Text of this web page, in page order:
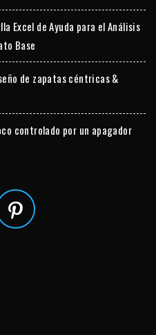
Excel de Ayuda para el Análisis
Base
de zapatas céntricas &
controlado por un apagador